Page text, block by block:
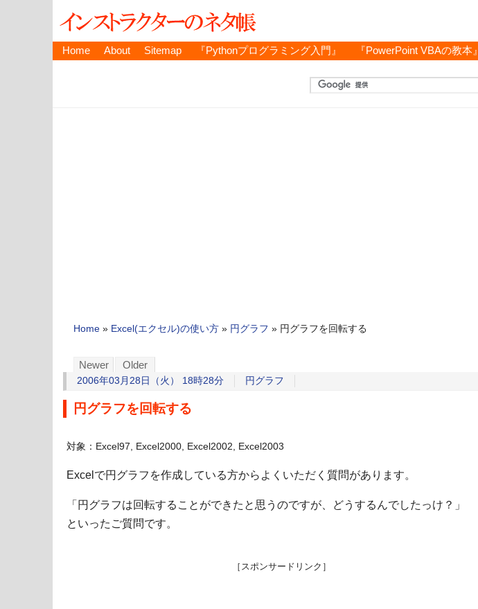
Home About Sitemap 『Pythonプログラミング入門』 『PowerPoint VBAの教本』
Home » Excel(エクセル)の使い方 » 円グラフ » 円グラフを回転する
Newer Older
2006年03月28日（火） 18時28分 円グラフ
円グラフを回転する
対象：Excel97, Excel2000, Excel2002, Excel2003
Excelで円グラフを作成している方からよくいただく質問があります。
「円グラフは回転することができたと思うのですが、どうするんでしたっけ？」
といったご質問です。
［スポンサードリンク］